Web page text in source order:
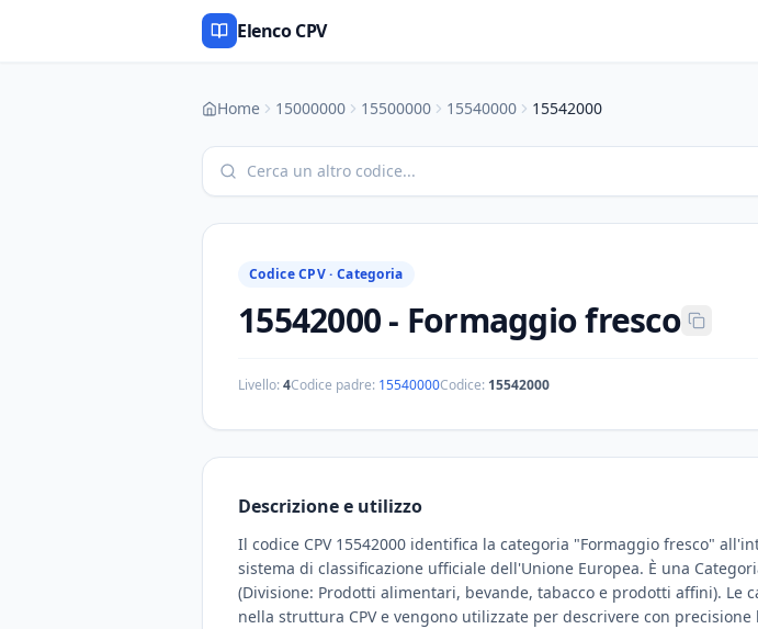
Elenco CPV
Home 15000000 15500000 15540000 15542000
Codice CPV · Categoria
15542000- Formaggio fresco
Livello:4Codice padre: 15540000Codice: 15542000
Descrizione e utilizzo
Il codice CPV 15542000 identifica la categoria "Formaggio fresco"
sistema di classificazione ufficiale dell'Unione Europea. È una
(Divisione: Prodotti alimentari, bevande, tabacco e prodotti affini).
nella struttura CPV e vengono utilizzate per descrivere con